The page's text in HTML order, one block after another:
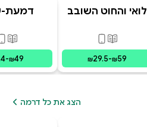
מודפס
לואי והחוט השובב
המרחפים
פורמטים זמינים
מודפס,
₪29.5-₪59
-₪49
הצג את כל דרמה